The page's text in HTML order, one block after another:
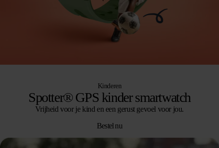
Kinderen
Spotter® GPS kinder smartwatch
Vrijheid voor je kind en een gerust gevoel voor jou.
Bestel nu